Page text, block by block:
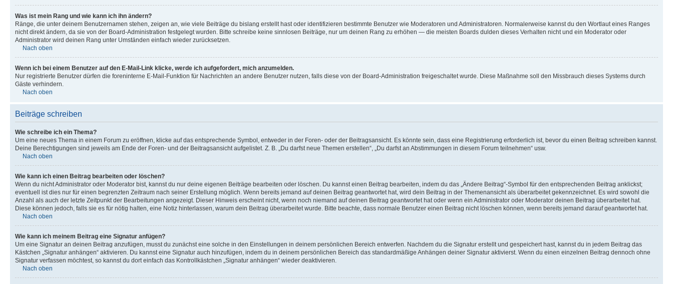
Was ist mein Rang und wie kann ich ihn ändern?
Ränge, die unter deinem Benutzernamen stehen, zeigen an, wie viele Beiträge du bislang erstellt hast oder identifizieren bestimmte Benutzer wie Moderatoren und Administratoren. Normalerweise kannst du den Wortlaut eines Ranges
nicht direkt ändern, da sie von der Board-Administration festgelegt wurden. Bitte schreibe keine sinnlosen Beiträge, nur um deinen Rang zu erhöhen — die meisten Boards dulden dieses Verhalten nicht und ein Moderator oder
Administrator wird deinen Rang unter Umständen einfach wieder zurücksetzen.
Nach oben
Wenn ich bei einem Benutzer auf den E-Mail-Link klicke, werde ich aufgefordert, mich anzumelden.
Nur registrierte Benutzer dürfen die foreninterne E-Mail-Funktion für Nachrichten an andere Benutzer nutzen, falls diese von der Board-Administration freigeschaltet wurde. Diese Maßnahme soll den Missbrauch dieses Systems durch
Gäste verhindern.
Nach oben
Beiträge schreiben
Wie schreibe ich ein Thema?
Um eine neues Thema in einem Forum zu eröffnen, klicke auf das entsprechende Symbol, entweder in der Foren- oder der Beitragsansicht. Es könnte sein, dass eine Registrierung erforderlich ist, bevor du einen Beitrag schreiben kannst.
Deine Berechtigungen sind jeweils am Ende der Foren- und der Beitragsansicht aufgelistet. Z. B. „Du darfst neue Themen erstellen“, „Du darfst an Abstimmungen in diesem Forum teilnehmen“ usw.
Nach oben
Wie kann ich einen Beitrag bearbeiten oder löschen?
Wenn du nicht Administrator oder Moderator bist, kannst du nur deine eigenen Beiträge bearbeiten oder löschen. Du kannst einen Beitrag bearbeiten, indem du das „Ändere Beitrag“-Symbol für den entsprechenden Beitrag anklickst;
eventuell ist dies nur für einen begrenzten Zeitraum nach seiner Erstellung möglich. Wenn bereits jemand auf deinen Beitrag geantwortet hat, wird dein Beitrag in der Themenansicht als überarbeitet gekennzeichnet. Es wird sowohl die
Anzahl als auch der letzte Zeitpunkt der Bearbeitungen angezeigt. Dieser Hinweis erscheint nicht, wenn noch niemand auf deinen Beitrag geantwortet hat oder wenn ein Administrator oder Moderator deinen Beitrag überarbeitet hat.
Diese können jedoch, falls sie es für nötig halten, eine Notiz hinterlassen, warum dein Beitrag überarbeitet wurde. Bitte beachte, dass normale Benutzer einen Beitrag nicht löschen können, wenn bereits jemand darauf geantwortet hat.
Nach oben
Wie kann ich meinem Beitrag eine Signatur anfügen?
Um eine Signatur an deinen Beitrag anzufügen, musst du zunächst eine solche in den Einstellungen in deinem persönlichen Bereich entwerfen. Nachdem du die Signatur erstellt und gespeichert hast, kannst du in jedem Beitrag das
Kästchen „Signatur anhängen“ aktivieren. Du kannst eine Signatur auch hinzufügen, indem du in deinem persönlichen Bereich das standardmäßige Anhängen deiner Signatur aktivierst. Wenn du einen einzelnen Beitrag dennoch ohne
Signatur verfassen möchtest, so kannst du dort einfach das Kontrollkästchen „Signatur anhängen“ wieder deaktivieren.
Nach oben